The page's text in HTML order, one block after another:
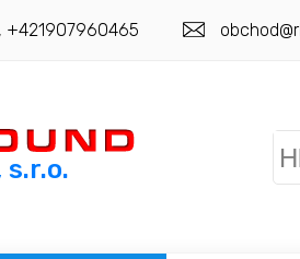
+421907960465
s.r.o.